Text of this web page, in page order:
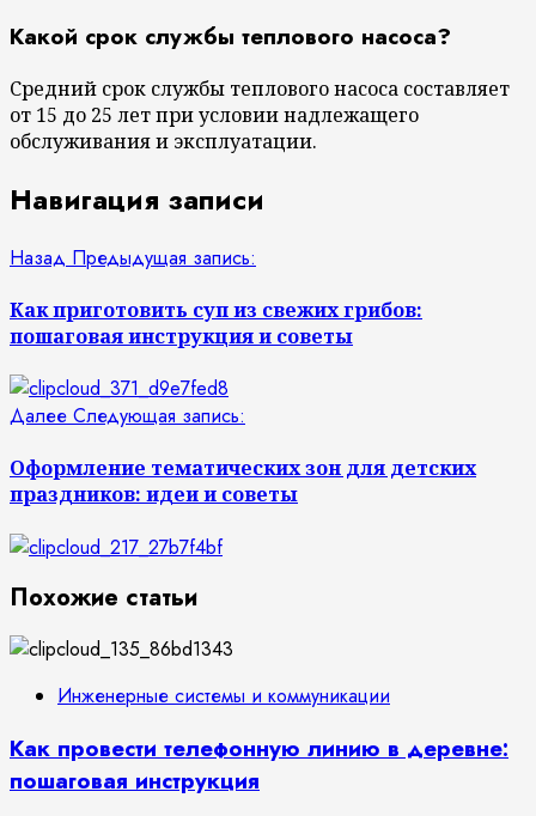
Какой срок службы теплового насоса?
Средний срок службы теплового насоса составляет
от 15 до 25 лет при условии надлежащего
обслуживания и эксплуатации.
Навигация записи
Назад Предыдущая запись:
Как приготовить суп из свежих грибов:
пошаговая инструкция и советы
Далее Следующая запись:
Оформление тематических зон для детских
праздников: идеи и советы
Похожие статьи
Инженерные системы и коммуникации
Как провести телефонную линию в деревне:
пошаговая инструкция